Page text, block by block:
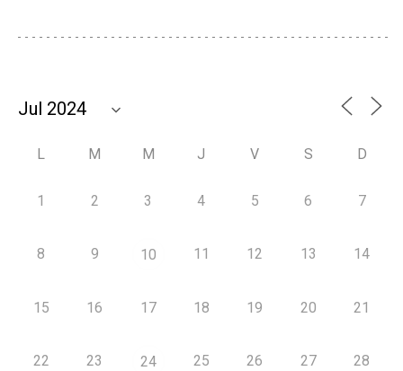
L M M J V S D
1 2 3 4 5 6 7
8 9 10 11 12 13 14
15 16 17 18 19 20 21
22 23 24 25 26 27 28